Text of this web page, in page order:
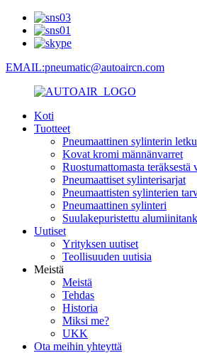
EMAIL:pneumatic@autoaircn.com
Koti
Tuotteet
Pneumaattinen sylinterin letku
Kovat kromi männänvarret
Ruostumattomasta
Pneumaattiset sylinterisarjat
Pneumaattisten sylinterien
Pneumaattinen sylinteri
Suulakepuristettu
Uutiset
Yrityksen uutiset
Teollisuuden uutisia
Meistä
Meistä
Tehdas
Historia
Miksi me?
UKK
Ota meihin yhteyttä